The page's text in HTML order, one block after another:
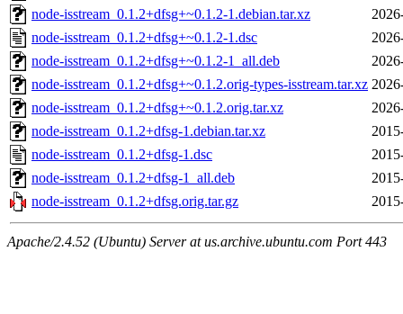
node-isstream_0.1.2+dfsg+~0.1.2-1.debian.tar.xz
node-isstream_0.1.2+dfsg+~0.1.2-1.dsc
node-isstream_0.1.2+dfsg+~0.1.2-1_all.deb
node-isstream_0.1.2+dfsg+~0.1.2.orig-types-isstream.tar.xz
node-isstream_0.1.2+dfsg+~0.1.2.orig.tar.xz
node-isstream_0.1.2+dfsg-1.debian.tar.xz
node-isstream_0.1.2+dfsg-1.dsc
node-isstream_0.1.2+dfsg-1_all.deb
node-isstream_0.1.2+dfsg.orig.tar.gz
Apache/2.4.52 (Ubuntu) Server at us.archive.ubuntu.com Port 443